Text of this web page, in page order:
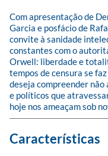
Com apresentação de
Garcia e posfácio de
convite à sanidade
constantes com o
Orwell: liberdade e
tempos de censura se
deseja compreender não
e políticos que
hoje nos ameaçam sob